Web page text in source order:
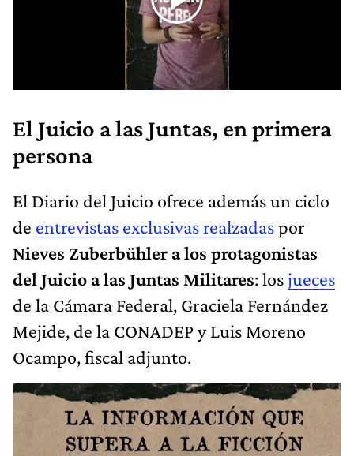
El Juicio a las Juntas, en primera
persona
El Diario del Juicio ofrece además un ciclo
de entrevistas exclusivas realzadaspor
Nieves Zuberbühler a los protagonistas
del Juicio a las Juntas Militares: losjueces
de la Cámara Federal, Graciela Fernández
Mejide, de la CONADEP y Luis Moreno
Ocampo, fiscal adjunto.